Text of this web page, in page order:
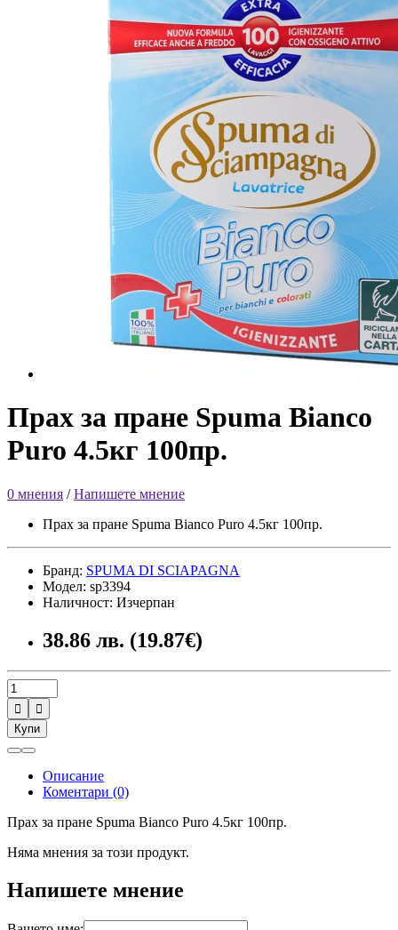
Прах за пране Spuma Bianco
Puro 4.5кг 100пр.
0 мнения /Напишете мнение
Прах за пране Spuma Bianco Puro 4.5кг 100пр.
Бранд: SPUMA DI SCIAPAGNA
Модел: sp3394
Наличност: Изчерпан
38.86 лв. (19.87€)


Купи
Описание
Коментари (0)
Прах за пране Spuma Bianco Puro 4.5кг 100пр.
Няма мнения за този продукт.
Напишете мнение